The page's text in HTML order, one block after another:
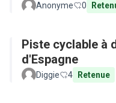
Anonyme 0
Piste cyclable à
d'Espagne
Diggie 4 Retenue